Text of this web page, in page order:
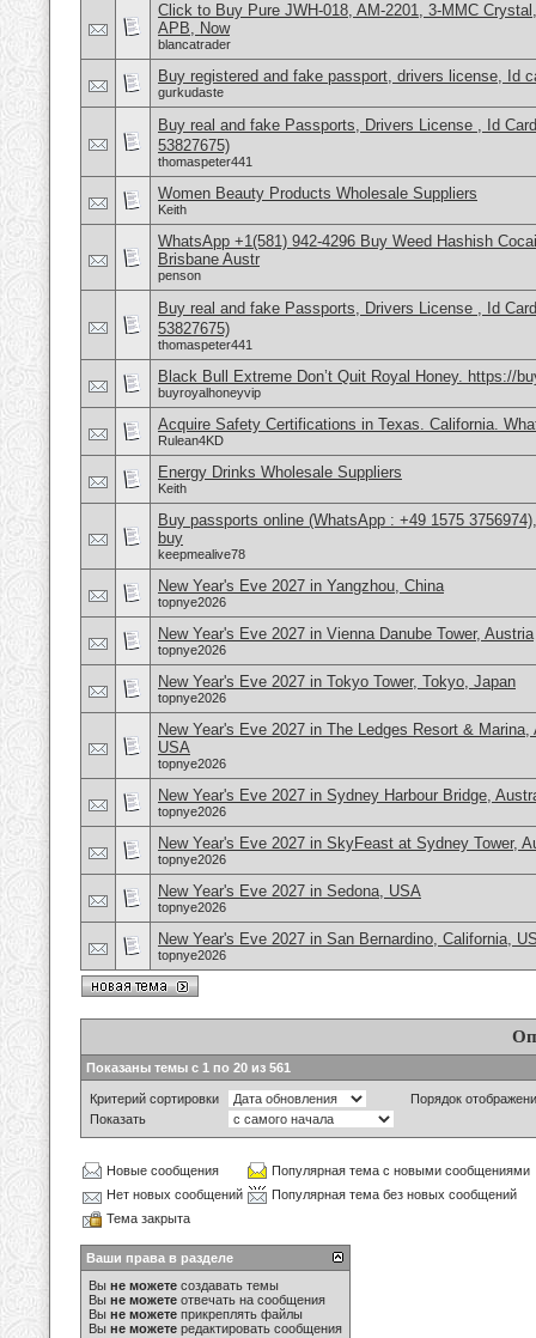
Click to Buy Pure JWH-018, AM-2201, 3-MMC
APB, Now
blancatrader
Buy registered and fake passport, drivers license, Id
gurkudaste
Buy real and fake Passports, Drivers License , Id
53827675)
thomaspeter441
Women Beauty Products Wholesale Suppliers
Keith
WhatsApp +1(581) 942-4296 Buy Weed Hashish
Brisbane Austr
penson
Buy real and fake Passports, Drivers License , Id
53827675)
thomaspeter441
Black Bull Extreme Don’t Quit Royal Honey. https://
buyroyalhoneyvip
Acquire Safety Certifications in Texas. California.
Rulean4KD
Energy Drinks Wholesale Suppliers
Keith
Buy passports online (WhatsApp : +49 1575
buy
keepmealive78
New Year's Eve 2027 in Yangzhou, China
topnye2026
New Year's Eve 2027 in Vienna Danube Tower, Austria
topnye2026
New Year's Eve 2027 in Tokyo Tower, Tokyo, Japan
topnye2026
New Year's Eve 2027 in The Ledges Resort &
USA
topnye2026
New Year's Eve 2027 in Sydney Harbour Bridge,
topnye2026
New Year's Eve 2027 in SkyFeast at Sydney Tower,
topnye2026
New Year's Eve 2027 in Sedona, USA
topnye2026
New Year's Eve 2027 in San Bernardino, California,
topnye2026
Показаны темы с 1 по 20 из 561
Критерий сортировки
Порядок
Показать
Новые сообщения
Популярная тема с новыми сообщениями
Нет новых сообщений
Популярная тема без новых сообщений
Тема закрыта
Ваши права в разделе
Вы не можете создавать темы
Вы не можете отвечать на сообщения
Вы не можете прикреплять файлы
Вы не можете редактировать сообщения